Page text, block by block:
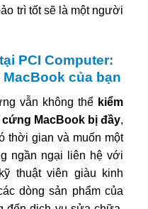
trì tốt sẽ là một người
PCI Computer:
của bạn
vẫn không thể kiểm
MacBook bị đầy,
thời gian và muốn một
ngần ngại liên hệ với
thuật viên giàu kinh
dòng sản phẩm của